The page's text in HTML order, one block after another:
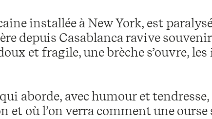
installée à New York, est
depuis Casablanca ravive
et fragile, une brèche s’ouvre, les
aborde, avec humour et
et où l’on verra comment une ourse